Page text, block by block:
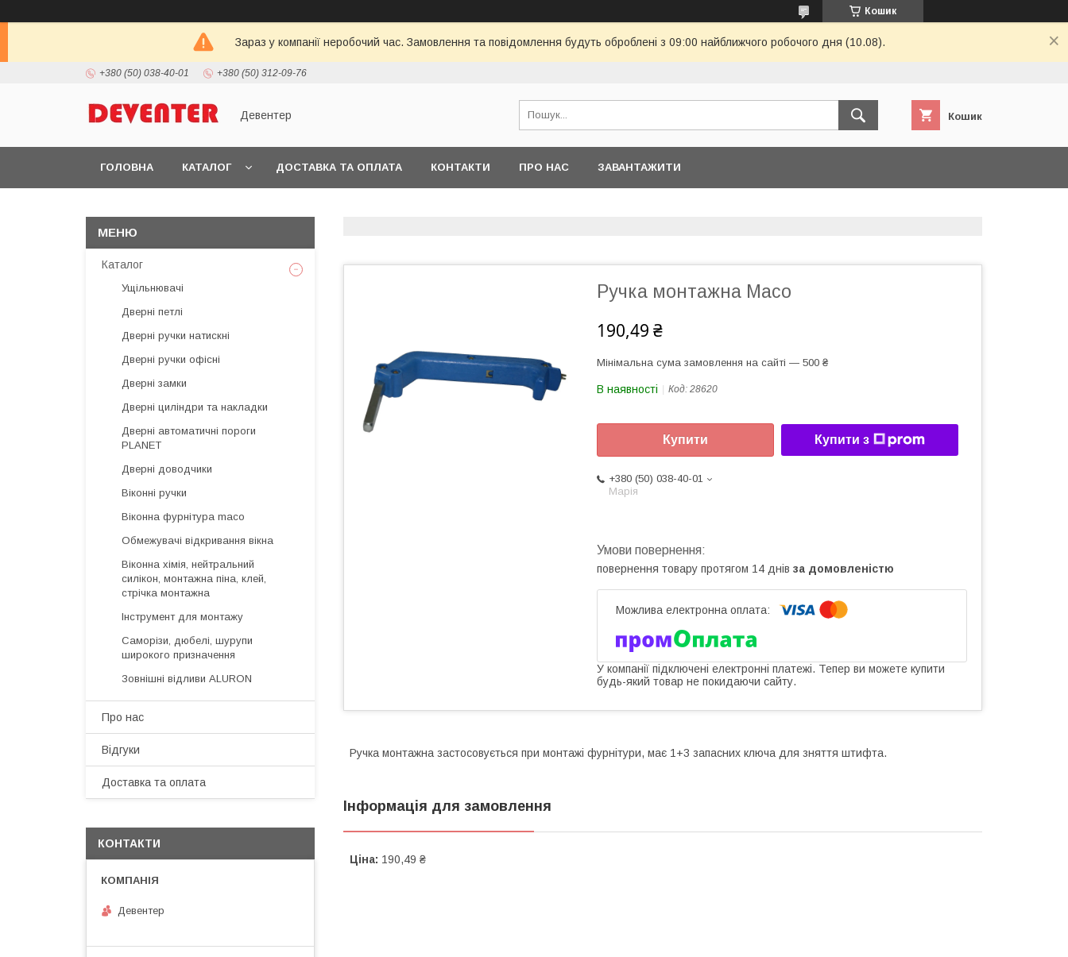
Кошик
Зараз у компанії неробочий час. Замовлення та повідомлення будуть оброблені з 09:00 найближчого робочого дня (10.08).
+380 (50) 038-40-01 +380 (50) 312-09-76
Девентер Кошик
ГОЛОВНА КАТАЛОГ ДОСТАВКА ТА ОПЛАТА КОНТАКТИ ПРО НАС ЗАВАНТАЖИТИ
Ручка монтажна Maco
190,49 ₴
Мінімальна сума замовлення на сайті — 500 ₴
В наявності Код: 28620
Купити Купити з
+380 (50) 038-40-01
Марія
повернення товару протягом 14 днів за домовленістю
У компанії підключені електронні платежі. Тепер ви можете купити
будь-який товар не покидаючи сайту.
Ручка монтажна застосовується при монтажі фурнітури, має 1+3 запасних ключа для зняття штифта.
Інформація для замовлення
Ціна: 190,49 ₴
Каталог
Ущільнювачі
Дверні петлі
Дверні ручки натискні
Дверні ручки офісні
Дверні замки
Дверні циліндри та накладки
Дверні автоматичні пороги
PLANET
Дверні доводчики
Віконні ручки
Віконна фурнітура maco
Обмежувачі відкривання вікна
Віконна хімія, нейтральний
силікон, монтажна піна, клей,
стрічка монтажна
Інструмент для монтажу
Саморізи, дюбелі, шурупи
широкого призначення
Зовнішні відливи ALURON
Про нас
Відгуки
Доставка та оплата
КОНТАКТИ
Девентер